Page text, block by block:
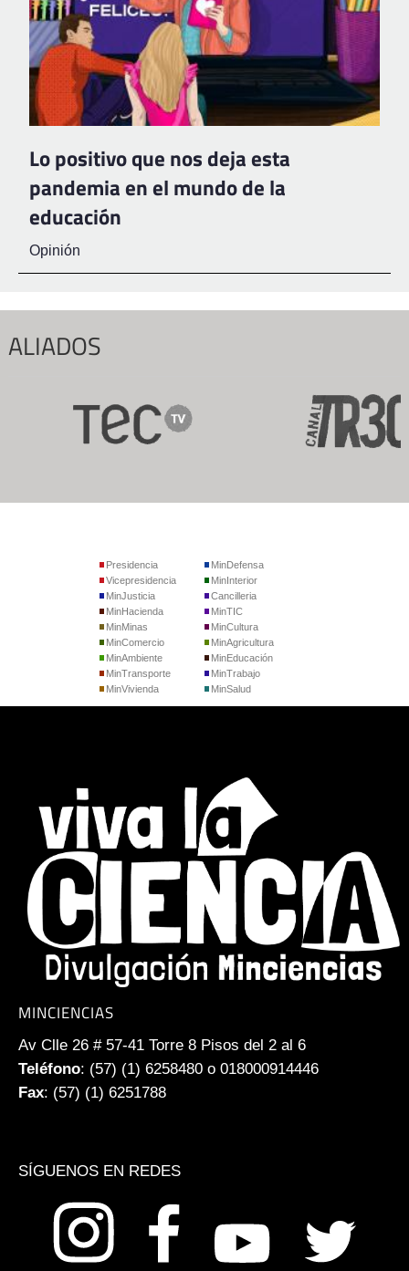
Lo positivo que nos deja esta
pandemia en el mundo de la
educación
Opinión
ALIADOS
Presidencia
Vicepresidencia
MinJusticia
MinDefensa
MinInterior
Cancilleria
MinHacienda
MinMinas
MinComercio
MinTIC
MinCultura
MinAgricultura
MinAmbiente
MinTransporte
MinVivienda
MinEducación
MinTrabajo
MinSalud
MINCIENCIAS
Av Clle 26 # 57-41 Torre 8 Pisos del 2 al 6
Teléfono: (57) (1) 6258480 o 018000914446
Fax: (57) (1) 6251788
SÍGUENOS EN REDES